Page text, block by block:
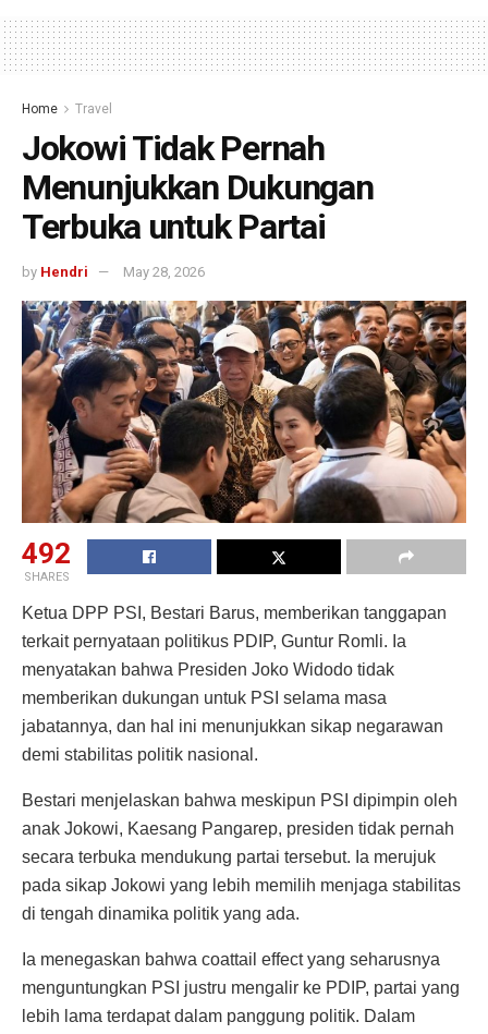
Home Travel
Jokowi Tidak Pernah
Menunjukkan Dukungan
Terbuka untuk Partai
by Hendri May 28, 2026
492
SHARES
Ketua DPP PSI, Bestari Barus, memberikan tanggapan
terkait pernyataan politikus PDIP, Guntur Romli. Ia
menyatakan bahwa Presiden Joko Widodo tidak
memberikan dukungan untuk PSI selama masa
jabatannya, dan hal ini menunjukkan sikap negarawan
demi stabilitas politik nasional.
Bestari menjelaskan bahwa meskipun PSI dipimpin oleh
anak Jokowi, Kaesang Pangarep, presiden tidak pernah
secara terbuka mendukung partai tersebut. Ia merujuk
pada sikap Jokowi yang lebih memilih menjaga stabilitas
di tengah dinamika politik yang ada.
Ia menegaskan bahwa coattail effect yang seharusnya
menguntungkan PSI justru mengalir ke PDIP, partai yang
lebih lama terdapat dalam panggung politik. Dalam